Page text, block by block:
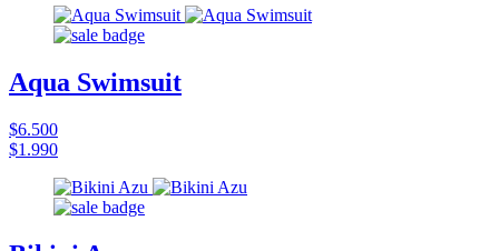
Aqua Swimsuit
$6.500
$1.990